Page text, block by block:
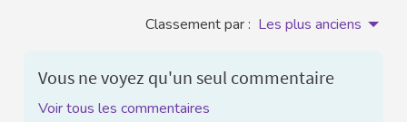
Classement par : Les plus anciens
Vous ne voyez qu'un seul commentaire
Voir tous les commentaires